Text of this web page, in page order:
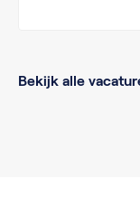
Bekijk alle